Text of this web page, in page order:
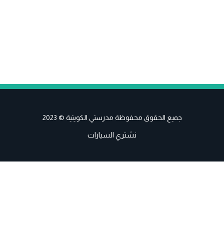
جميع الحقوق محفوظة مدرستي الكويتية © 2023
نشتري السيارات